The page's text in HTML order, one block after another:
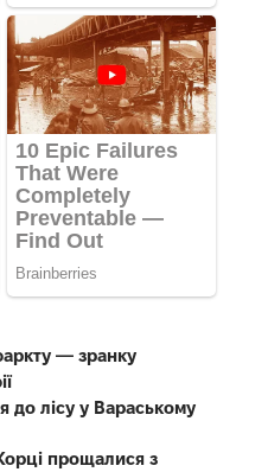
— зранку
до лісу у Вараському
прощалися з